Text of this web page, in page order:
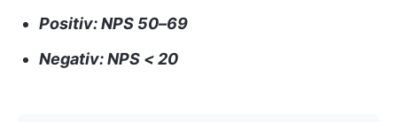
Positiv: NPS 50–69
Negativ: NPS < 20